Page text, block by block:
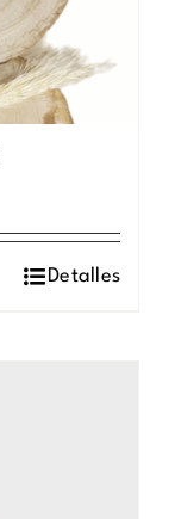
Detalles